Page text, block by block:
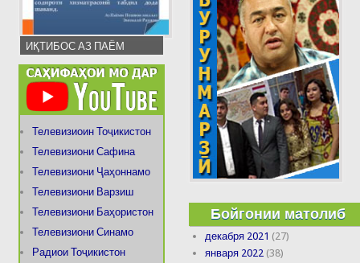
ИҚТИБОС АЗ ПАЁМ
Телевизиоин Тоҷикистон
Телевизиони Сафина
Телевизиони Ҷаҳоннамо
Телевизиони Варзиш
Телевизиони Баҳористон
Телевизиони Синамо
Радиои Тоҷикистон
Бойгонии матолиб
декабря 2021 (27)
января 2022 (38)